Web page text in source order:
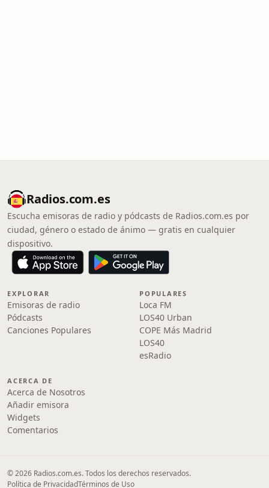
Radios.com.es
Escucha emisoras de radio y pódcasts de Radios.com.es por
ciudad, género o estado de ánimo — gratis en cualquier
dispositivo.
EXPLORAR
Emisoras de radio
Pódcasts
Canciones Populares
POPULARES
Loca FM
LOS40 Urban
COPE Más Madrid
LOS40
esRadio
ACERCA DE
Acerca de Nosotros
Añadir emisora
Widgets
Comentarios
© 2026 Radios.com.es. Todos los derechos reservados.
Política de PrivacidadTérminos de Uso